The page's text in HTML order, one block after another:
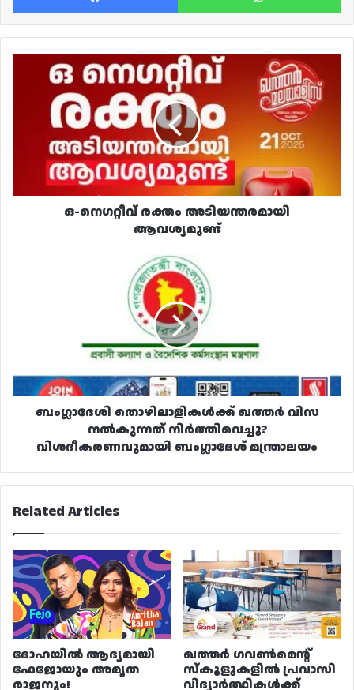
നെഗറ്റീവ്
അടിയന്തരമായി
ആവശ്യമുണ്ട്
ഒ-നെഗറ്റീവ് രക്തം അടിയന്തരമായി
ആവശ്യമുണ്ട്
നിർത്തിവെച്ചു?
വിശദീകരണവുമായി
ബംഗ്ലാദേശ്
മന്ത്രാലയം
ബംഗ്ലാദേശി തൊഴിലാളികൾക്ക് ഖത്തർ വിസ
നൽകുന്നത് നിർത്തിവെച്ചു?
വിശദീകരണവുമായി ബംഗ്ലാദേശ് മന്ത്രാലയം
Related Articles
ദോഹയിൽ ആദ്യമായി
ഫേജോയും അമൃത
രാജനും!
ഖത്തർ ഗവൺമെന്റ്
സ്കൂളുകളിൽ പ്രവാസി
വിദ്യാർത്ഥികൾക്ക്